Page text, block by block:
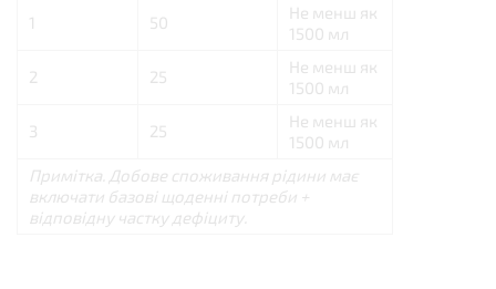
1 50
Не менш як
1500 мл
2 25
Не менш як
1500 мл
3 25
Не менш як
1500 мл
Примітка. Добове споживання рідини має
включати базові щоденні потреби +
відповідну частку дефіциту.